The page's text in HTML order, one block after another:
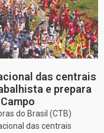
das centrais
e prepara
do Brasil (CTB)
das centrais